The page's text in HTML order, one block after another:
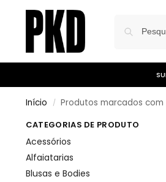
Início / Produtos marcados
CATEGORIAS DE PRODUTO
Acessórios
Alfaiatarias
Blusas e Bodies